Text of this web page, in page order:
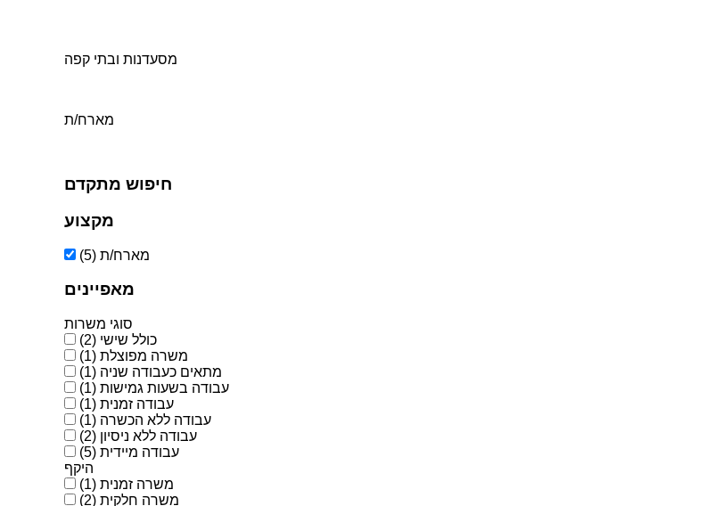
מסעדנות ובתי קפה
מארח/ת
חיפוש מתקדם
מקצוע
מארח/ת (5)
מאפיינים
סוגי משרות
כולל שישי (2)
משרה מפוצלת (1)
מתאים כעבודה שניה (1)
עבודה בשעות גמישות (1)
עבודה זמנית (1)
עבודה ללא הכשרה (1)
עבודה ללא ניסיון (2)
עבודה מיידית (5)
היקף
משרה זמנית (1)
משרה חלקית (2)